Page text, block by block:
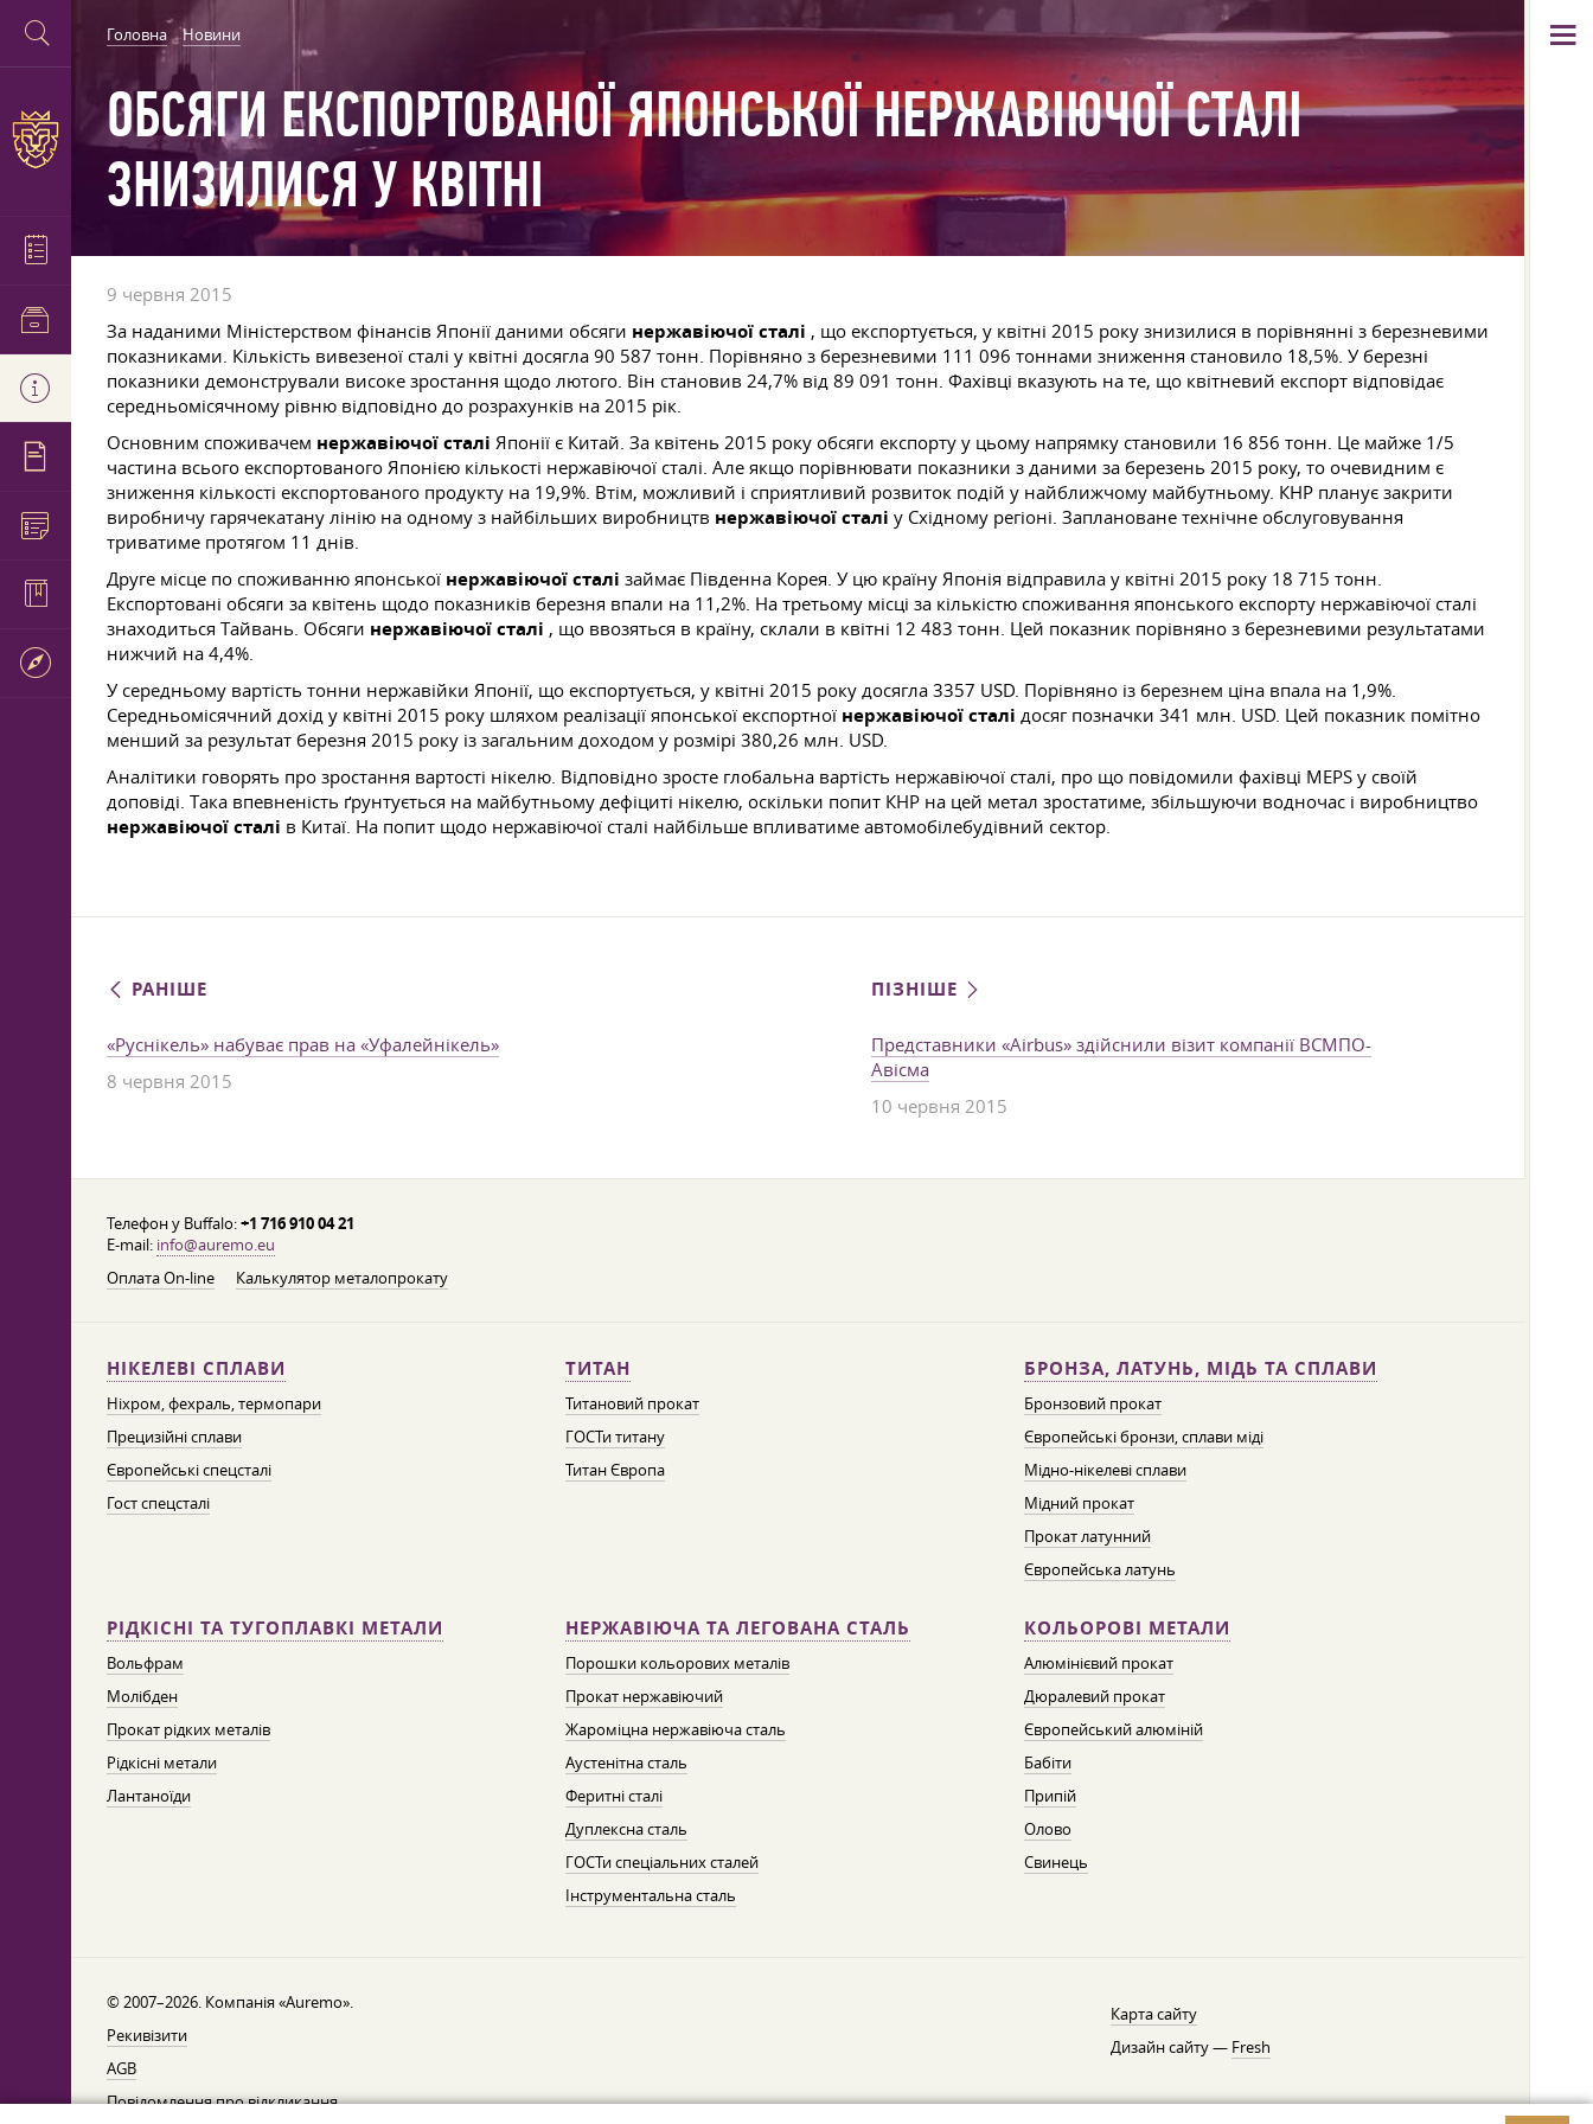
Головна Новини
ОБСЯГИ ЕКСПОРТОВАНОЇ ЯПОНСЬКОЇ НЕРЖАВІЮЧОЇ СТАЛІ
ЗНИЗИЛИСЯ У КВІТНІ
9 червня 2015
За наданими Міністерством фінансів Японії даними обсяги нержавіючої сталі , що експортується, у квітні 2015 року знизилися в порівнянні з березневими
показниками. Кількість вивезеної сталі у квітні досягла 90 587 тонн. Порівняно з березневими 111 096 тоннами зниження становило 18,5%. У березні
показники демонстрували високе зростання щодо лютого. Він становив 24,7% від 89 091 тонн. Фахівці вказують на те, що квітневий експорт відповідає
середньомісячному рівню відповідно до розрахунків на 2015 рік.
Основним споживачем нержавіючої сталі Японії є Китай. За квітень 2015 року обсяги експорту у цьому напрямку становили 16 856 тонн. Це майже 1/5
частина всього експортованого Японією кількості нержавіючої сталі. Але якщо порівнювати показники з даними за березень 2015 року, то очевидним є
зниження кількості експортованого продукту на 19,9%. Втім, можливий і сприятливий розвиток подій у найближчому майбутньому. КНР планує закрити
виробничу гарячекатану лінію на одному з найбільших виробництв нержавіючої сталі у Східному регіоні. Заплановане технічне обслуговування
триватиме протягом 11 днів.
Друге місце по споживанню японської нержавіючої сталі займає Південна Корея. У цю країну Японія відправила у квітні 2015 року 18 715 тонн.
Експортовані обсяги за квітень щодо показників березня впали на 11,2%. На третьому місці за кількістю споживання японського експорту нержавіючої сталі
знаходиться Тайвань. Обсяги нержавіючої сталі , що ввозяться в країну, склали в квітні 12 483 тонн. Цей показник порівняно з березневими результатами
нижчий на 4,4%.
У середньому вартість тонни нержавійки Японії, що експортується, у квітні 2015 року досягла 3357 USD. Порівняно із березнем ціна впала на 1,9%.
Середньомісячний дохід у квітні 2015 року шляхом реалізації японської експортної нержавіючої сталі досяг позначки 341 млн. USD. Цей показник помітно
менший за результат березня 2015 року із загальним доходом у розмірі 380,26 млн. USD.
Аналітики говорять про зростання вартості нікелю. Відповідно зросте глобальна вартість нержавіючої сталі, про що повідомили фахівці MEPS у своїй
доповіді. Така впевненість ґрунтується на майбутньому дефіциті нікелю, оскільки попит КНР на цей метал зростатиме, збільшуючи водночас і виробництво
нержавіючої сталі в Китаї. На попит щодо нержавіючої сталі найбільше впливатиме автомобілебудівний сектор.
РАНІШЕ
«Руснікель» набуває прав на «Уфалейнікель»
8 червня 2015
ПІЗНІШЕ
Представники «Airbus» здійснили візит компанії ВСМПО-
Авісма
10 червня 2015
Телефон у Buffalo:+1 716 910 04 21
E-mail: info@auremo.eu
Оплата On-line
Калькулятор металопрокату
НІКЕЛЕВІ СПЛАВИ
Ніхром, фехраль, термопари
Прецизійні сплави
Європейські спецсталі
Гост спецсталі
ТИТАН
Титановий прокат
ГОСТи титану
Титан Європа
БРОНЗА, ЛАТУНЬ, МІДЬ ТА СПЛАВИ
Бронзовий прокат
Європейські бронзи, сплави міді
Мідно-нікелеві сплави
Мідний прокат
Прокат латунний
Європейська латунь
РІДКІСНІ ТА ТУГОПЛАВКІ МЕТАЛИ
Вольфрам
Молібден
Прокат рідких металів
Рідкісні метали
Лантаноїди
НЕРЖАВІЮЧА ТА ЛЕГОВАНА СТАЛЬ
Порошки кольорових металів
Прокат нержавіючий
Жароміцна нержавіюча сталь
Аустенітна сталь
Феритні сталі
Дуплексна сталь
ГОСТи спеціальних сталей
Інструментальна сталь
КОЛЬОРОВІ МЕТАЛИ
Алюмінієвий прокат
Дюралевий прокат
Європейський алюміній
Бабіти
Припій
Олово
Свинець
© 2007–2026. Компанія «Auremo».
Рекивізити
AGB
Повідомлення про відкликання
Карта сайту
Дизайн сайту — Fresh